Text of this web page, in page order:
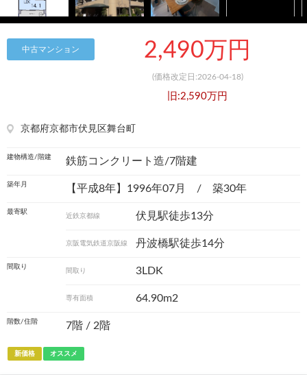
中古マンション 2,490万円
(価格改定日:2026-04-18)
旧:2,590万円
京都府京都市伏見区舞台町
建物構造/階建 鉄筋コンクリート造/7階建
築年月 【平成8年】1996年07月 / 築30年
最寄駅
近鉄京都線 伏見駅徒歩13分
京阪電気鉄道京阪線 丹波橋駅徒歩14分
間取り
間取り 3LDK
専有面積 64.90m2
階数/住階 7階 / 2階
新価格 オススメ